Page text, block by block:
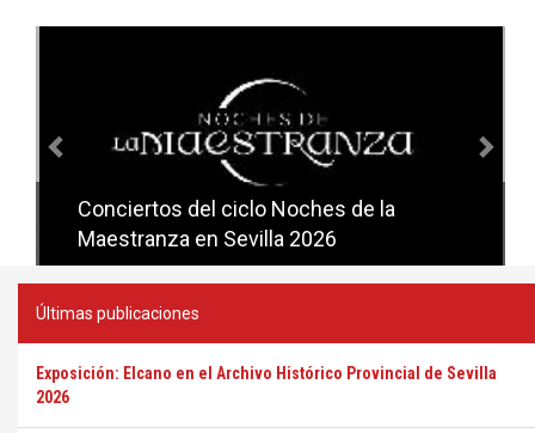
Conciertos del ciclo Noches de la
Maestranza en Sevilla 2026
Conciertos del ciclo Candlelight en
Sevilla
Últimas publicaciones
Exposición: Elcano en el Archivo Histórico Provincial de Sevilla
2026